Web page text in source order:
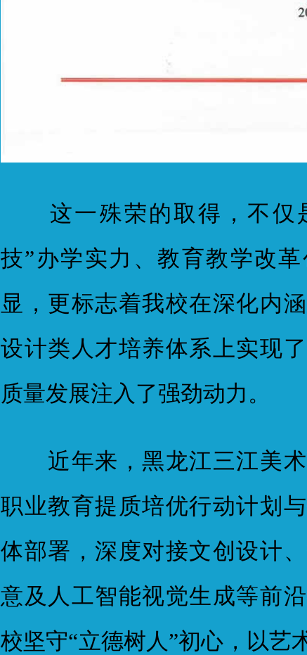
这一殊荣的取得，不仅
技”办学实力、教育教学改
显，更标志着我校在深化内
设计类人才培养体系上实现
质量发展注入了强劲动力。
近年来，黑龙江三江美术
职业教育提质培优行动计划
体部署，深度对接文创设计
意及人工智能视觉生成等前
校坚守“立德树人”初心，以艺